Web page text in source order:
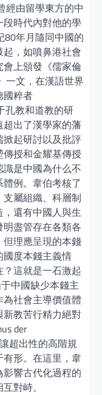
經由留學東方的中
時代內對他的學
80年月隨同中國的
，如噴鼻港社會
上頒發《儒家倫
文，在漢語世界
國粹者
孔教和道教的研
出了漢學家的藩
起研討以及批評
授和金耀基傳授
是中國為什么不
例。韋伯考核了
屬組織、科層制
還有中國人與生
盡管存在各類各
理應呈現的本錢
度本錢主義情
這就是一石激起
中國缺少本錢主
社會主導價值體
教苦行精力絕對
der
超出性的高階規
形。在這里，韋
響古代化過程的
對峙。